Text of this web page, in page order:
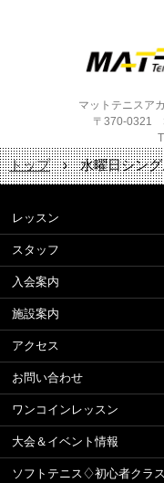
マットテニスア
〒370-0321
トップ › 水曜日シン
レッスン
スタッフ
入会案内
施設案内
アクセス
お問い合わせ
ワンコインレッスン
大会＆イベント情報
ソフトテニス♢初心者クラ